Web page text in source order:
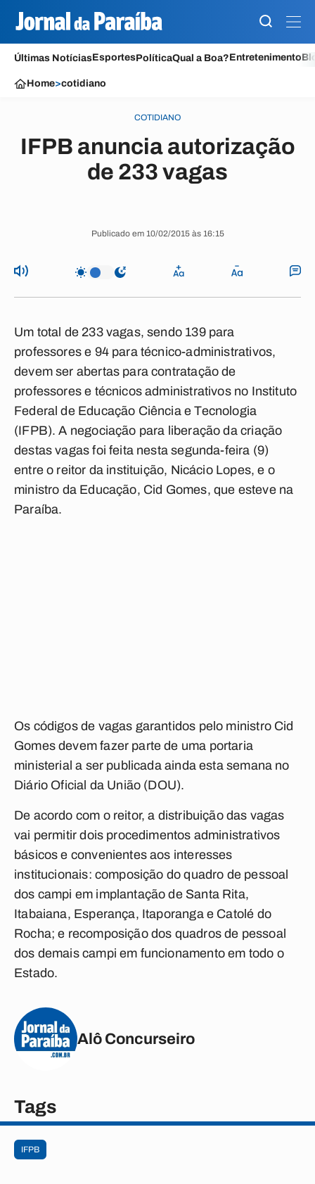
Últimas NotíciasEsportesPolíticaQual a Boa?Entretenimento
Home>cotidiano
COTIDIANO
IFPB anuncia autorização
de 233 vagas
Publicado em 10/02/2015 às 16:15
Um total de 233 vagas, sendo 139 para
professores e 94 para técnico-administrativos,
devem ser abertas para contratação de
professores e técnicos administrativos no Instituto
Federal de Educação Ciência e Tecnologia
(IFPB). A negociação para liberação da criação
destas vagas foi feita nesta segunda-feira (9)
entre o reitor da instituição, Nicácio Lopes, e o
ministro da Educação, Cid Gomes, que esteve na
Paraíba.
Os códigos de vagas garantidos pelo ministro Cid
Gomes devem fazer parte de uma portaria
ministerial a ser publicada ainda esta semana no
Diário Oficial da União (DOU).
De acordo com o reitor, a distribuição das vagas
vai permitir dois procedimentos administrativos
básicos e convenientes aos interesses
institucionais: composição do quadro de pessoal
dos campi em implantação de Santa Rita,
Itabaiana, Esperança, Itaporanga e Catolé do
Rocha; e recomposição dos quadros de pessoal
dos demais campi em funcionamento em todo o
Estado.
Alô Concurseiro
Tags
IFPB